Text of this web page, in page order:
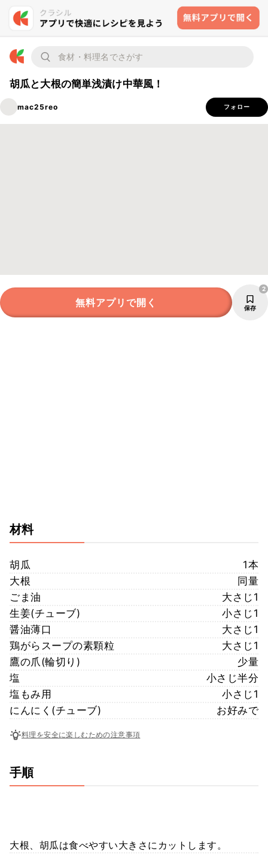
胡瓜と大根の簡単浅漬け中華風！
mac25reo フォロー
無料アプリで開く 保存
2
材料
胡瓜
1本
大根
同量
ごま油
大さじ1
生姜(チューブ)
小さじ1
醤油薄口
大さじ1
鶏がらスープの素顆粒
大さじ1
鷹の爪(輪切り)
少量
塩
小さじ半分
塩もみ用
小さじ1
にんにく(チューブ)
お好みで
料理を安全に楽しむための注意事項
手順
大根、胡瓜は食べやすい大きさにカットします。